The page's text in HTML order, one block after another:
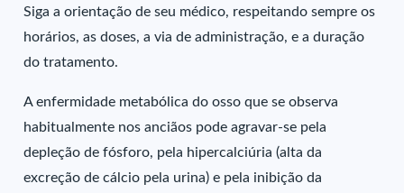
Siga a orientação de seu médico, respeitando sempre os
horários, as doses, a via de administração, e a duração
do tratamento.
A enfermidade metabólica do osso que se observa
habitualmente nos anciãos pode agravar-se pela
depleção de fósforo, pela hipercalciúria (alta da
excreção de cálcio pela urina) e pela inibição da